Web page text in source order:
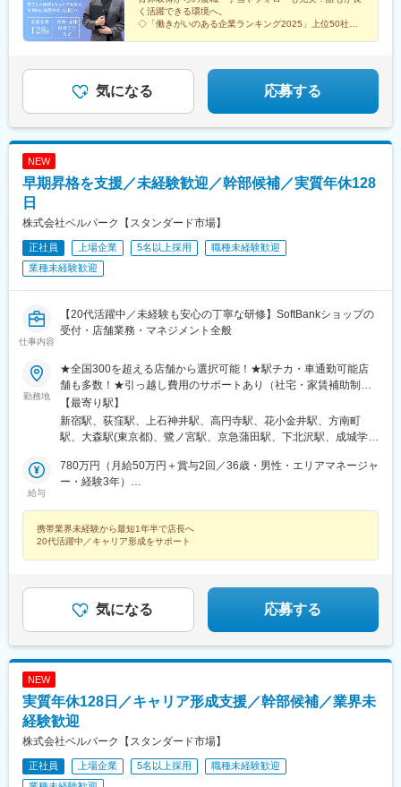
駅、保原駅、市ケ谷駅、飯田橋駅、大崎駅、大門駅(東京都)、渋谷
駅、西荻窪駅、文化の森駅、新高円寺駅、大森海岸駅、都立家政
駅、池ノ上駅、芦花公園駅、奥沢駅、都庁前駅、蓮沼駅、赤羽岩
駅、江北駅、京王八王子駅、小田急多摩センター駅、小田急永山
駅、府中本町駅、喜多見駅、長町駅、溝の口駅、鶴見駅、座間
駅、海老名駅(相模線)、北朝霞駅、八木崎駅、栄町駅(千葉県)、公
園駅、呼続駅、西高蔵駅、東海通駅、あすなろう四日市駅、桜川
駅(大阪府)、曽根駅(大阪府)、東淀川駅、ドーム前千代崎駅、公園
目駅、鮫洲駅、麹町駅、水道橋駅、大崎広小路駅、浜松町駅、世
田谷代田駅、新宿西口駅、豊島園駅(都営線)、扇大橋駅、京王多摩
駅、東海神駅、井野駅(千葉県)、妙音通駅、汐見橋駅、大正駅(大
阪府)、比治山橋駅、宇品五丁目駅、四ツ谷駅、九段下駅、芝公園
駅
無駅、狛江駅、亀田駅、新潟大学前駅、長町南駅、陸前高砂駅、
気仙沼市立病院駅、長岡駅、新潟駅、塚目駅、新利府駅、福島駅
(福島県)、卸町駅、南福島駅、陸前山王駅、武蔵溝ノ口駅、宮前平
駅、北茅ケ崎駅、茅ケ崎駅、本厚木駅、京急鶴見駅、鶴見市場
駅、金沢文庫駅、平塚駅、入谷駅(神奈川県)、海老名駅(相鉄・小
新松戸駅、京成千葉駅、京成船橋駅、船橋駅、柏駅、増尾駅、柏
駅、矢板駅、茂原駅、東金駅、東武和泉駅、太田駅(群馬県)、館林
松駅、春日井駅(中央本線)、佐古木駅、扶桑駅、新瑞橋駅、多屋
駅、熱田駅、柏森駅、青塚駅、春日井駅(名鉄線)、中島駅(愛知
駅、日進駅(愛知県)、岩倉駅(愛知県)、鈴鹿サーキット稲生駅、津
島駅、小牧口駅、港区役所駅、菰野駅、近鉄四日市駅、三日市
県)、高茶屋駅、美濃青柳駅、北方真桑駅、荒尾駅(岐阜県)、江南
駅(愛知県)、西長堀駅、江坂駅、服部天神駅、塚本駅、東三国駅、
庄内駅(大阪府)、高槻駅、ドーム前駅、門真市駅、千船駅、長尾駅
(大阪府)、万博記念公園駅、十三駅、三国駅(大阪府)、まつもと町
屋駅、北鯖江駅、福大前西福井駅、敦賀駅、越前新保駅、神明駅
(福井県)、商工会議所前駅、比治山下駅、東山・おかでんミュージ
アム駅、寺家駅、大元駅、三次駅、西高屋駅、広域公園前駅、次
郎丸駅、花畑駅、羽犬塚駅、竹下駅、高宮駅(福岡県)、新鳥栖駅、
吉野ケ里公園駅、牛津駅、勝瑞駅、鮎喰駅、佐古駅、丸亀駅、撫
駅、野方駅、豊田市駅、常山駅、宇野駅、茨木市駅、鳥取駅、松
江しんじ湖温泉駅、益田駅、宇品三丁目駅、讃岐塩屋駅、大井町
駅、池ノ上駅、芦花公園駅、奥沢駅、都庁前駅、蓮沼駅、赤羽岩
淵駅、成増駅、新高島平駅、桜台駅(東京都)、亀戸水神駅、西台
駅、江北駅、京王八王子駅、小田急多摩センター駅、小田急永山
駅、府中本町駅、喜多見駅、長町駅、溝の口駅、鶴見駅、座間
東口駅、段原一丁目駅、橋本駅(福岡県)、西鉄久留米駅、宇品四丁
目駅、鮫洲駅、麹町駅、水道橋駅、大崎広小路駅、浜松町駅、世
センター駅、高津駅(神奈川県)、国道駅、京成津田沼駅、葭川公園
駅、東海神駅、井野駅(千葉県)、妙音通駅、汐見橋駅、大正駅(大
阪府)、比治山橋駅、宇品五丁目駅、四ツ谷駅、九段下駅、芝公園
く活躍できる環境へ。
◇「働きがいのある企業ランキング2025」上位50社に
気になる 応募する
NEW
早期昇格を支援／未経験歓迎／幹部候補／実質年休128
日
株式会社ベルパーク【スタンダード市場】
正社員 上場企業 5名以上採用
職種未経験歓迎
業種未経験歓迎
仕事内容
【20代活躍中／未経験も安心の丁寧な研修】SoftBankショップの
受付・店舗業務・マネジメント全般
勤務地
★全国300を超える店舗から選択可能！★駅チカ・車通勤可能店
舗も多数！★引っ越し費用のサポートあり（社宅・家賃補助制度
など）※U・Iターン支援あり！ご希望の方も、安心してご応募くだ
さい！※受動喫煙体制：屋内全面禁煙（配属先規定に準ずる）＜特
に、積極採用中！＞東京、神奈川、千葉、埼玉、福井、三重、岐
葉、埼玉、栃木、群馬、茨城【北陸・甲信越】福井、新潟【東
海】愛知、三重、岐阜【関西】大阪【中国】岡山、広島、鳥取、
囲：会社の定める業務就業場所の変更の範囲：会社の定める場所
【最寄り駅】
新宿駅、荻窪駅、上石神井駅、高円寺駅、花小金井駅、方南町
駅、大森駅(東京都)、鷺ノ宮駅、京急蒲田駅、下北沢駅、成城学園
下鉄成増駅、高島平駅、練馬駅、亀戸駅、亀有駅、南千住駅、蓮
根駅、北千住駅、綾瀬駅、船堀駅、西大島駅、青砥駅、小岩駅、
駅、分倍河原駅、東大和市駅、南大沢駅、矢野口駅、町田駅、田
無駅、狛江駅、亀田駅、新潟大学前駅、長町南駅、陸前高砂駅、
駅、日吉駅(神奈川県)、綱島駅、センター南駅、鷺沼駅、相武台前
駅、北茅ケ崎駅、茅ケ崎駅、本厚木駅、京急鶴見駅、鶴見市場
駅、金沢文庫駅、平塚駅、入谷駅(神奈川県)、海老名駅(相鉄・小
田急)、辻堂駅、朝霞台駅、北浦和駅、志木駅、所沢駅、川口駅、
上尾駅、岩槻駅、東所沢駅、新三郷駅、春日部駅、吉川駅、せん
駅、東浦和駅、越谷レイクタウン駅、本庄早稲田駅、新津田沼
駅、八千代台駅、京成臼井駅、公津の杜駅、津田沼駅、八街駅、
新松戸駅、京成千葉駅、京成船橋駅、船橋駅、柏駅、増尾駅、柏
の葉キャンパス駅、南柏駅、地区センター駅、成東駅、八日市場
駅、矢板駅、茂原駅、東金駅、東武和泉駅、太田駅(群馬県)、館林
駅、氏家駅、大平下駅、小山駅、鹿沼駅、韮川駅、新栃木駅、有
給与
780万円（月給50万円＋賞与2回／36歳・男性・エリアマネージャ
ー・経験3年）
携帯業界未経験から最短1年半で店長へ
20代活躍中／キャリア形成をサポート
気になる 応募する
NEW
実質年休128日／キャリア形成支援／幹部候補／業界未
経験歓迎
株式会社ベルパーク【スタンダード市場】
正社員 上場企業 5名以上採用
職種未経験歓迎